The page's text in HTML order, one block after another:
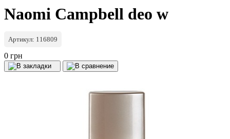
Naomi Campbell deo w
Артикул: 116809
0 грн